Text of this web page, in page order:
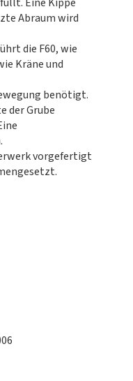
Abraum wird
die F60, wie
Kräne und
benötigt.
der Grube
vorgefertigt